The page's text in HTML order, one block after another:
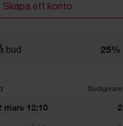
Skapa ett konto
bud 25%
Budgivare
mars 12:10 2